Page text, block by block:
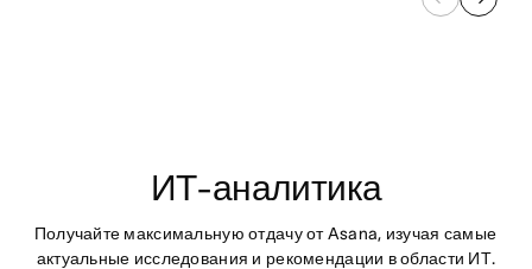
ИТ-аналитика
Получайте максимальную отдачу от Asana, изучая самые
актуальные исследования и рекомендации в области ИТ.